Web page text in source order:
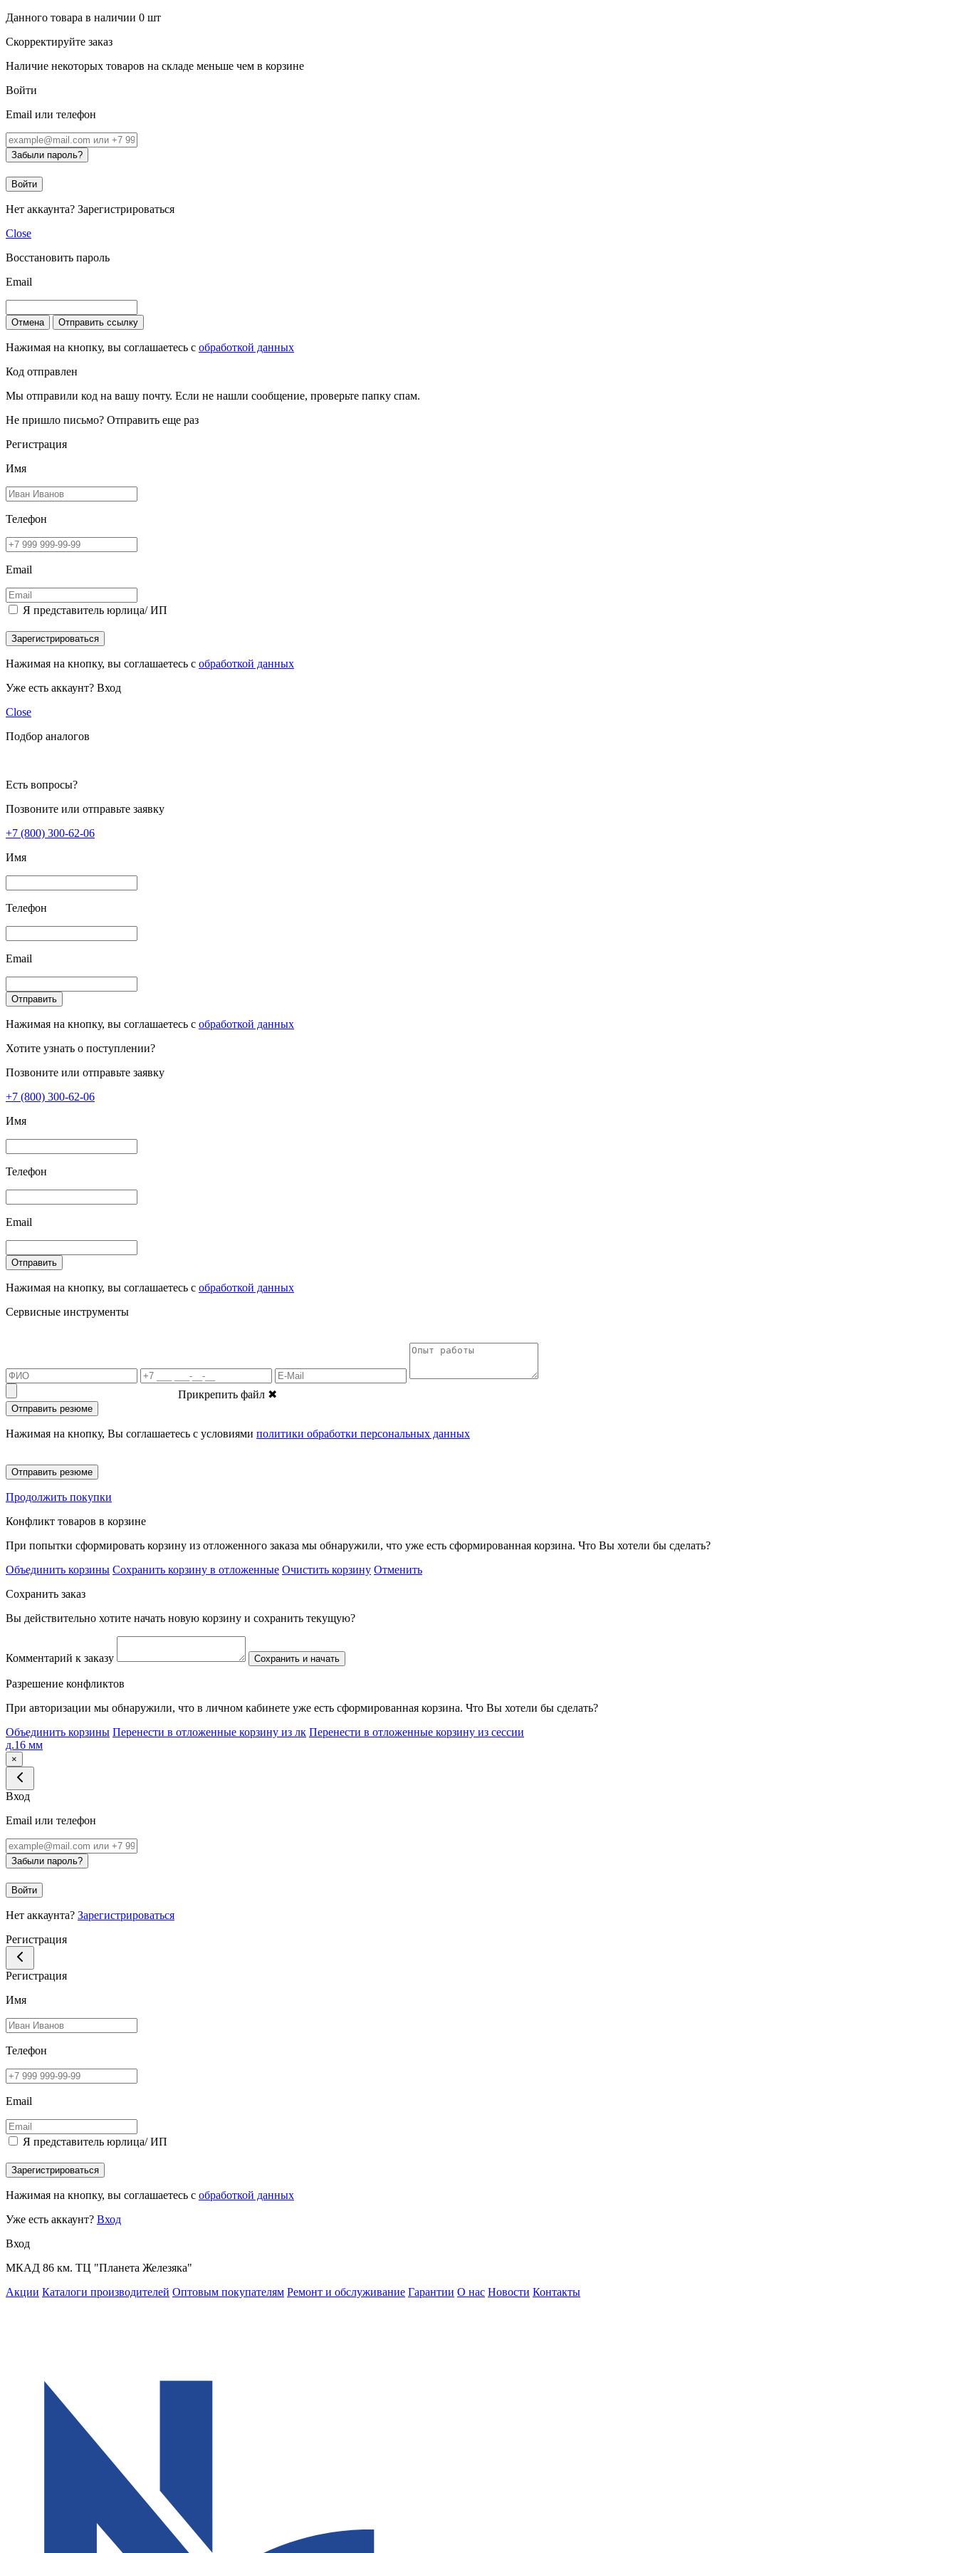
Данного товара в наличии 0 шт
Скорректируйте заказ
Наличие некоторых товаров на складе меньше чем в корзине
Войти
Email или телефон
Забыли пароль?
Войти
Нет аккаунта? Зарегистрироваться
Close
Восстановить пароль
Email
Отмена Отправить ссылку
Нажимая на кнопку, вы соглашаетесь с обработкой данных
Код отправлен
Мы отправили код на вашу почту. Если не нашли сообщение, проверьте папку спам.
Не пришло письмо? Отправить еще раз
Регистрация
Имя
Телефон
Email
Я представитель юрлица/ ИП
Зарегистрироваться
Нажимая на кнопку, вы соглашаетесь с обработкой данных
Уже есть аккаунт? Вход
Close
Подбор аналогов
Есть вопросы?
Позвоните или отправьте заявку
+7 (800) 300-62-06
Имя
Телефон
Email
Отправить
Нажимая на кнопку, вы соглашаетесь с обработкой данных
Хотите узнать о поступлении?
Позвоните или отправьте заявку
+7 (800) 300-62-06
Имя
Телефон
Email
Отправить
Нажимая на кнопку, вы соглашаетесь с обработкой данных
Сервисные инструменты
Прикрепить файл ✖
Отправить резюме
Нажимая на кнопку, Вы соглашаетесь с условиями политики обработки персональных данных
Отправить резюме
Продолжить покупки
Конфликт товаров в корзине
При попытки сформировать корзину из отложенного заказа мы обнаружили, что уже есть сформированная корзина. Что Вы хотели бы сделать?
Объединить корзины Сохранить корзину в отложенные Очистить корзину Отменить
Сохранить заказ
Вы действительно хотите начать новую корзину и сохранить текущую?
Комментарий к заказу Сохранить и начать
Разрешение конфликтов
При авторизации мы обнаружили, что в личном кабинете уже есть сформированная корзина. Что Вы хотели бы сделать?
Объединить корзины Перенести в отложенные корзину из лк Перенести в отложенные корзину из сессии
д.16 мм
×
Вход
Email или телефон
Забыли пароль?
Войти
Нет аккаунта? Зарегистрироваться
Регистрация
Регистрация
Имя
Телефон
Email
Я представитель юрлица/ ИП
Зарегистрироваться
Нажимая на кнопку, вы соглашаетесь с обработкой данных
Уже есть аккаунт? Вход
Вход
МКАД 86 км. ТЦ "Планета Железяка"
Акции Каталоги производителей Оптовым покупателям Ремонт и обслуживание Гарантии О нас Новости Контакты